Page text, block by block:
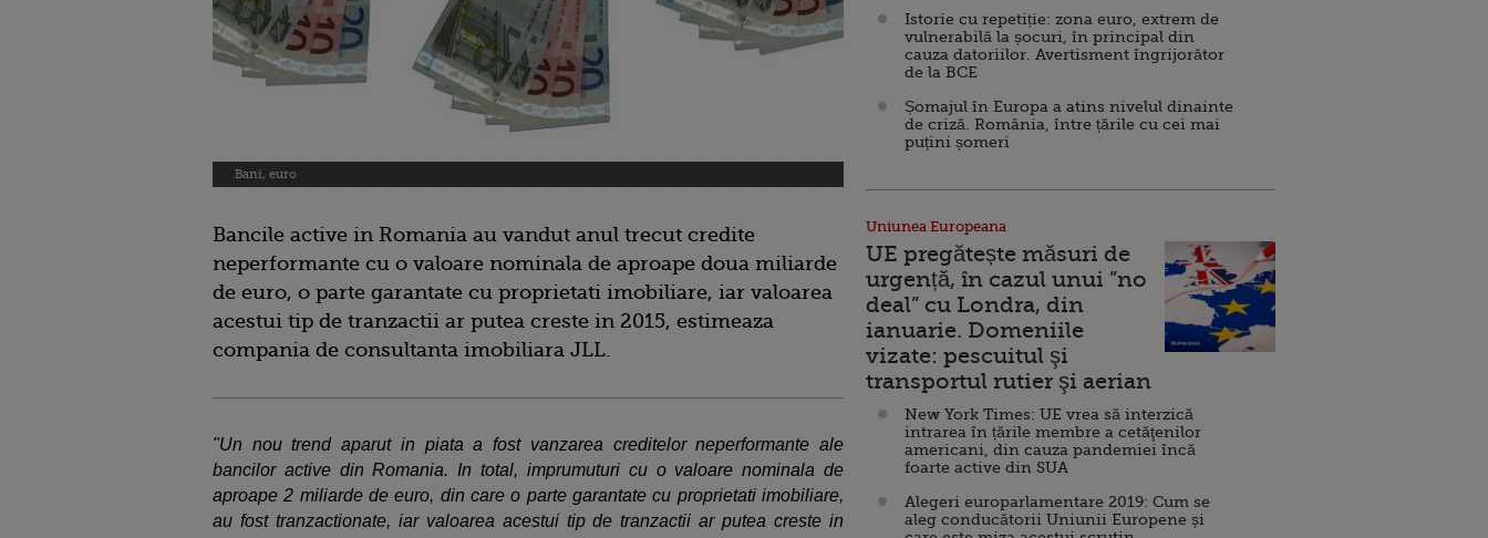
Bani, euro
Bancile active in Romania au vandut anul trecut credite
neperformante cu o valoare nominala de aproape doua miliarde
de euro, o parte garantate cu proprietati imobiliare, iar valoarea
acestui tip de tranzactii ar putea creste in 2015, estimeaza
compania de consultanta imobiliara JLL.
"Un nou trend aparut in piata a fost vanzarea creditelor neperformante ale
bancilor active din Romania. In total, imprumuturi cu o valoare nominala de
aproape 2 miliarde de euro, din care o parte garantate cu proprietati imobiliare,
au fost tranzactionate, iar valoarea acestui tip de tranzactii ar putea creste in
Istorie cu repetiție: zona euro, extrem de
vulnerabilă la șocuri, în principal din
cauza datoriilor. Avertisment îngrijorător
de la BCE
Șomajul în Europa a atins nivelul dinainte
de criză. România, între țările cu cei mai
puțini șomeri
Uniunea Europeana
UE pregătește măsuri de
urgență, în cazul unui ”no
deal” cu Londra, din
ianuarie. Domeniile
vizate: pescuitul şi
transportul rutier şi aerian
New York Times: UE vrea să interzică
intrarea în țările membre a cetăţenilor
americani, din cauza pandemiei încă
foarte active din SUA
Alegeri europarlamentare 2019: Cum se
aleg conducătorii Uniunii Europene și